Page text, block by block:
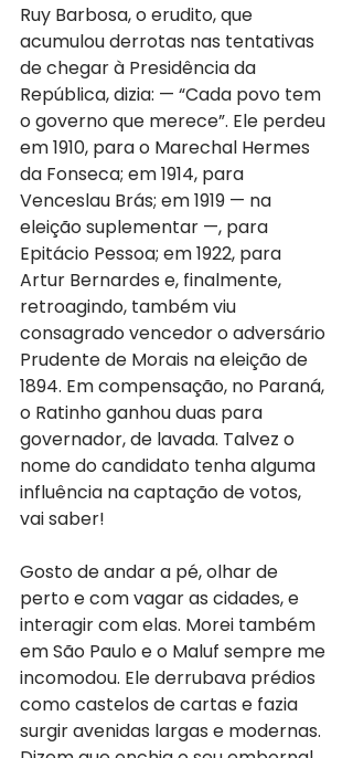
Ruy Barbosa, o erudito, que
acumulou derrotas nas tentativas
de chegar à Presidência da
República, dizia: — “Cada povo tem
o governo que merece”. Ele perdeu
em 1910, para o Marechal Hermes
da Fonseca; em 1914, para
Venceslau Brás; em 1919 — na
eleição suplementar —, para
Epitácio Pessoa; em 1922, para
Artur Bernardes e, finalmente,
retroagindo, também viu
consagrado vencedor o adversário
Prudente de Morais na eleição de
1894. Em compensação, no Paraná,
o Ratinho ganhou duas para
governador, de lavada. Talvez o
nome do candidato tenha alguma
influência na captação de votos,
vai saber!
Gosto de andar a pé, olhar de
perto e com vagar as cidades, e
interagir com elas. Morei também
em São Paulo e o Maluf sempre me
incomodou. Ele derrubava prédios
como castelos de cartas e fazia
surgir avenidas largas e modernas.